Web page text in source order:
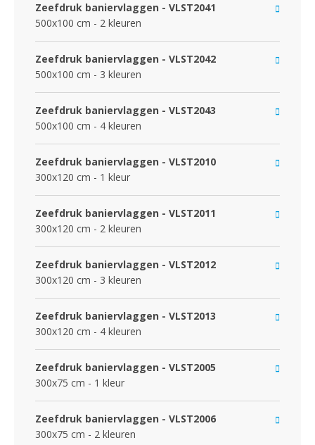
Zeefdruk baniervlaggen - VLST2041
500x100 cm - 2 kleuren
Zeefdruk baniervlaggen - VLST2042
500x100 cm - 3 kleuren
Zeefdruk baniervlaggen - VLST2043
500x100 cm - 4 kleuren
Zeefdruk baniervlaggen - VLST2010
300x120 cm - 1 kleur
Zeefdruk baniervlaggen - VLST2011
300x120 cm - 2 kleuren
Zeefdruk baniervlaggen - VLST2012
300x120 cm - 3 kleuren
Zeefdruk baniervlaggen - VLST2013
300x120 cm - 4 kleuren
Zeefdruk baniervlaggen - VLST2005
300x75 cm - 1 kleur
Zeefdruk baniervlaggen - VLST2006
300x75 cm - 2 kleuren